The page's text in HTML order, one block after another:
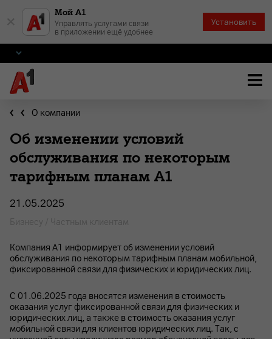
Мой А1
Управлять услугами связи
в приложении ещё удобнее
Установить
О компании
Об изменении условий
обслуживания по некоторым
тарифным планам А1
21.05.2025
Компания A1 информирует об изменении условий
обслуживания по некоторым тарифным планам мобильной,
фиксированной связи для физических и юридических лиц.
С 01.06.2025 года вносятся изменения в стоимость
оказания услуг фиксированной связи для физических и
юридических лиц, а также в стоимость оказания услуг
мобильной связи для клиентов юридических лиц. Так, с